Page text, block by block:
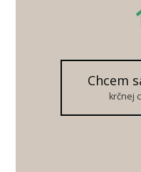
Chcem
krčnej